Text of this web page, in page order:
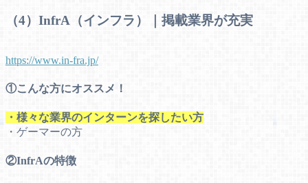
（4）InfrA（インフラ）｜掲載業界が充実
https://www.in-fra.jp/
①こんな方にオススメ！
・様々な業界のインターンを探したい方
・ゲーマーの方
②InfrAの特徴